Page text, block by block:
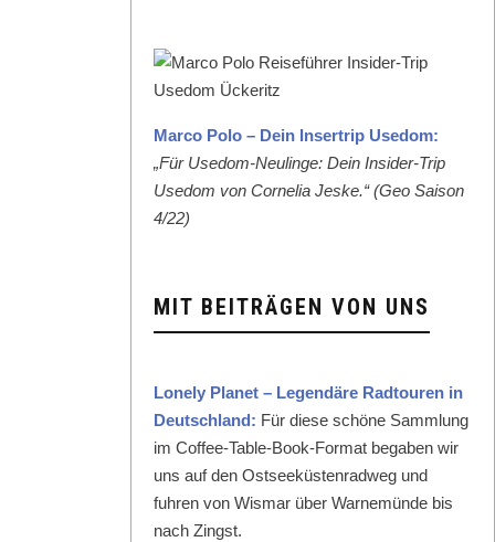
Mar­co Polo – Dein Inser­trip Use­dom:
„Für Use­dom-Neulinge: Dein Insid­er-Trip
Use­dom von Cor­nelia Jeske.“ (Geo Sai­son
4/22)
MIT BEITRÄGEN VON UNS
Lone­ly Plan­et – Leg­endäre Rad­touren in
Deutsch­land: Für diese schöne Samm­lung
im Cof­fee-Table-Book-For­mat begaben wir
uns auf den Ost­seeküsten­rad­weg und
fuhren von Wis­mar über Warnemünde bis
nach Zingst.